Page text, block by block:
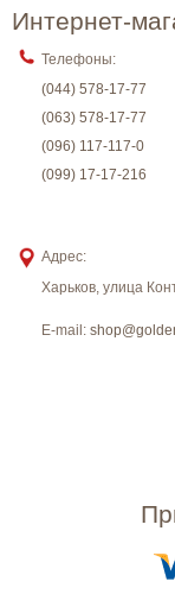
Интернет-
Телефоны:
(044) 578-17-77
(063) 578-17-77
(096) 117-117-0
(099) 17-17-216
Адрес:
Харьков, улица
E-mail: